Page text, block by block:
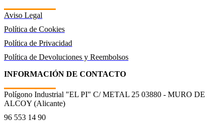
Aviso Legal
Política de Cookies
Política de Privacidad
Política de Devoluciones y Reembolsos
INFORMACIÓN DE CONTACTO
Polígono Industrial "EL PI" C/ METAL 25 03880 - MURO DE
ALCOY (Alicante)
96 553 14 90